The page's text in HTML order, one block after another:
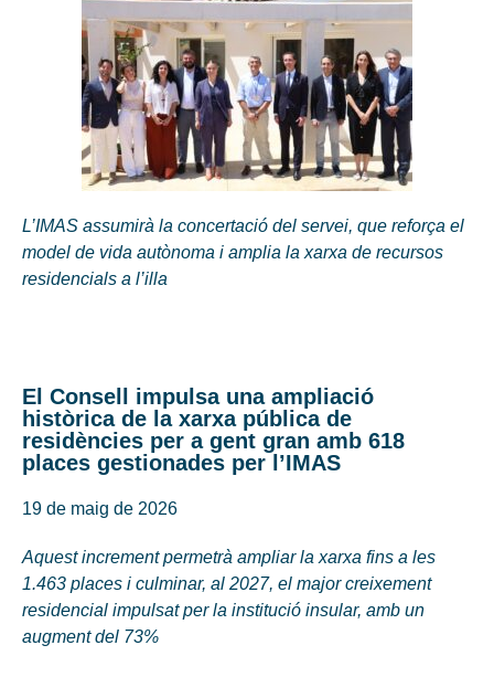
L’IMAS assumirà la concertació del servei, que reforça el
model de vida autònoma i amplia la xarxa de recursos
residencials a l’illa
El Consell impulsa una ampliació
històrica de la xarxa pública de
residències per a gent gran amb 618
places gestionades per l’IMAS
19 de maig de 2026
Aquest increment permetrà ampliar la xarxa fins a les
1.463 places i culminar, al 2027, el major creixement
residencial impulsat per la institució insular, amb un
augment del 73%